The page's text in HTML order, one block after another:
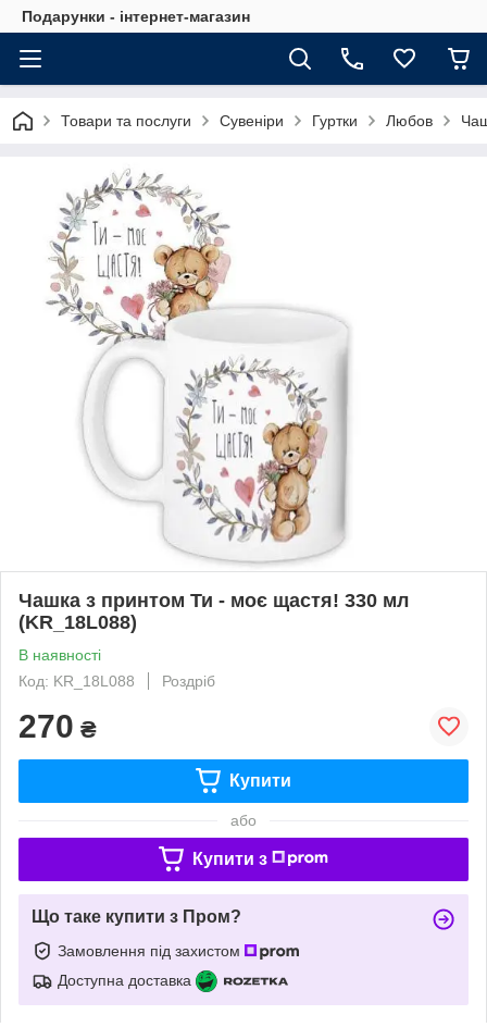
Подарунки - інтернет-магазин
Товари та послуги Сувеніри Гуртки Любов
Чашка з принтом Ти - моє щастя! 330 мл
(KR_18L088)
В наявності
Код: KR_18L088
Роздріб
270 ₴
Купити
або
Купити з
Що таке купити з Пром?
Замовлення під захистом
Доступна доставка